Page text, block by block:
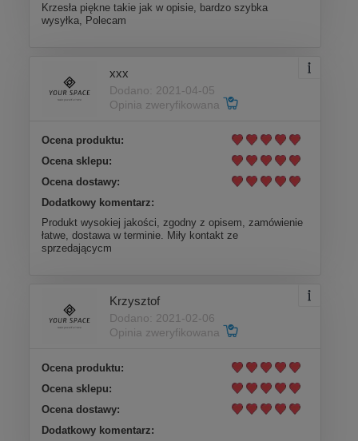
Krzesła piękne takie jak w opisie, bardzo szybka
wysyłka, Polecam
xxx
Dodano: 2021-04-05
Opinia zweryfikowana
Ocena produktu:
Ocena sklepu:
Ocena dostawy:
Dodatkowy komentarz:
Produkt wysokiej jakości, zgodny z opisem, zamówienie
łatwe, dostawa w terminie. Miły kontakt ze
sprzedającycm
Krzysztof
Dodano: 2021-02-06
Opinia zweryfikowana
Ocena produktu:
Ocena sklepu:
Ocena dostawy:
Dodatkowy komentarz: